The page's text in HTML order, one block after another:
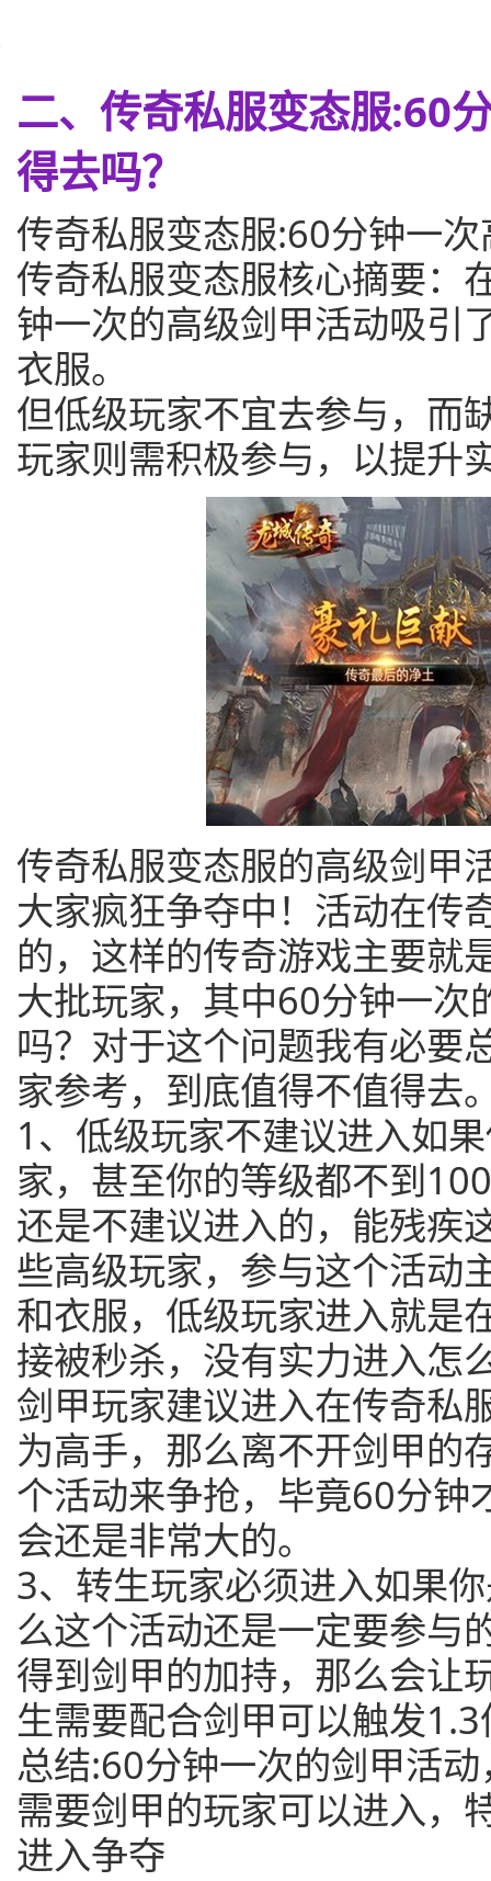
二、传奇私服变态服:60
得去吗？
传奇私服变态服:60分钟一
传奇私服变态服核心摘要：
钟一次的高级剑甲活动吸引
衣服。
但低级玩家不宜去参与，而
玩家则需积极参与，以提升
传奇私服变态服的高级剑甲
大家疯狂争夺中！活动在传
的，这样的传奇游戏主要就
大批玩家，其中60分钟一次
吗？对于这个问题我有必要
家参考，到底值得不值得去
1、低级玩家不建议进入如
家，甚至你的等级都不到
还是不建议进入的，能残疾
些高级玩家，参与这个活动
和衣服，低级玩家进入就是
接被秒杀，没有实力进入怎
剑甲玩家建议进入在传奇私
为高手，那么离不开剑甲的
个活动来争抢，毕竟60分钟
会还是非常大的。
3、转生玩家必须进入如果
么这个活动还是一定要参与
得到剑甲的加持，那么会让
生需要配合剑甲可以触发
总结:60分钟一次的剑甲活
需要剑甲的玩家可以进入，
进入争夺